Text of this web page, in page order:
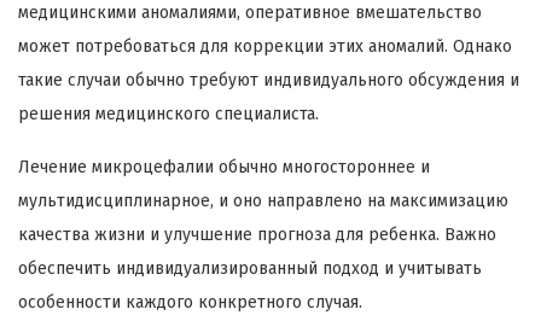
медицинскими аномалиями, оперативное вмешательство
может потребоваться для коррекции этих аномалий. Однако
такие случаи обычно требуют индивидуального обсуждения и
решения медицинского специалиста.
Лечение микроцефалии обычно многостороннее и
мультидисциплинарное, и оно направлено на максимизацию
качества жизни и улучшение прогноза для ребенка. Важно
обеспечить индивидуализированный подход и учитывать
особенности каждого конкретного случая.